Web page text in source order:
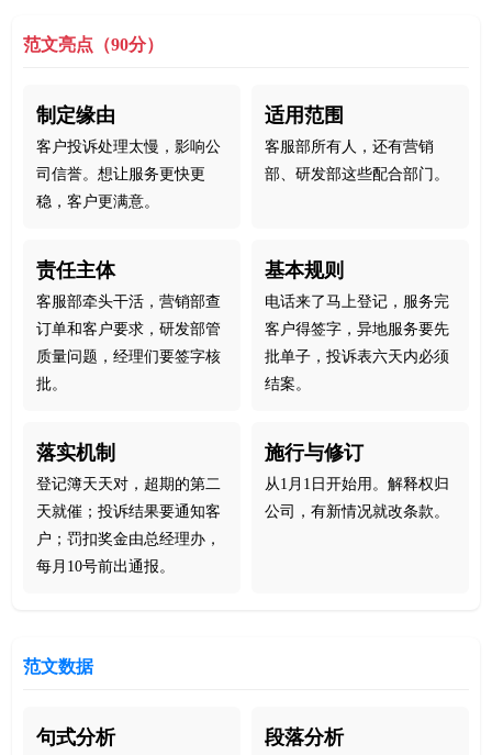
范文亮点（90分）
制定缘由
客户投诉处理太慢，影响公
司信誉。想让服务更快更
稳，客户更满意。
适用范围
客服部所有人，还有营销
部、研发部这些配合部门。
责任主体
客服部牵头干活，营销部查
订单和客户要求，研发部管
质量问题，经理们要签字核
批。
基本规则
电话来了马上登记，服务完
客户得签字，异地服务要先
批单子，投诉表六天内必须
结案。
落实机制
登记簿天天对，超期的第二
天就催；投诉结果要通知客
户；罚扣奖金由总经理办，
每月10号前出通报。
施行与修订
从1月1日开始用。解释权归
公司，有新情况就改条款。
范文数据
句式分析 段落分析